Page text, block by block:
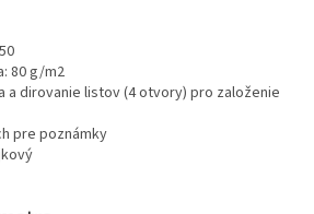
80 g/m2
a dirovanie listov (4 otvory) pro založenie
pre poznámky